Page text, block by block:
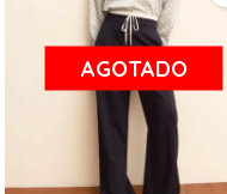
AGOTADO